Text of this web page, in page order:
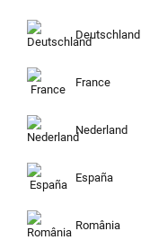
Deutschland
France
Nederland
España
România